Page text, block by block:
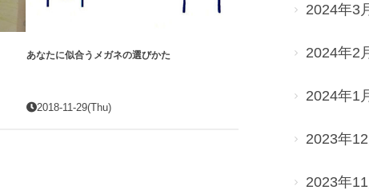
あなたに似合うメガネの選びかた
2018-11-29(Thu)
2024年3
2024年2
2024年1
2023年12
2023年11